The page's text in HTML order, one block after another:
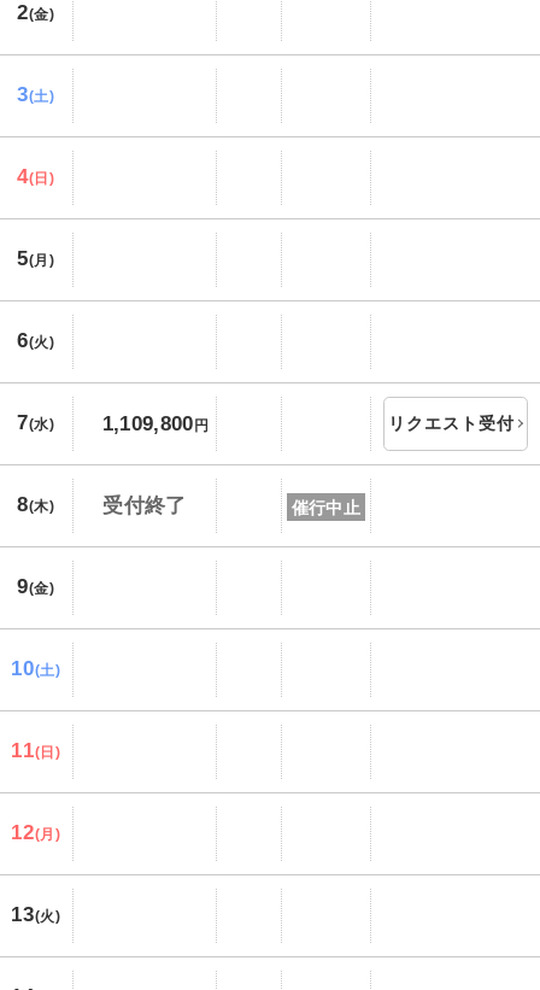
2(金)
3(土)
4(日)
5(月)
6(火)
7(水) 1,109,800円 リクエスト受付
8(木) 受付終了 催行中止
9(金)
10(土)
11(日)
12(月)
13(火)